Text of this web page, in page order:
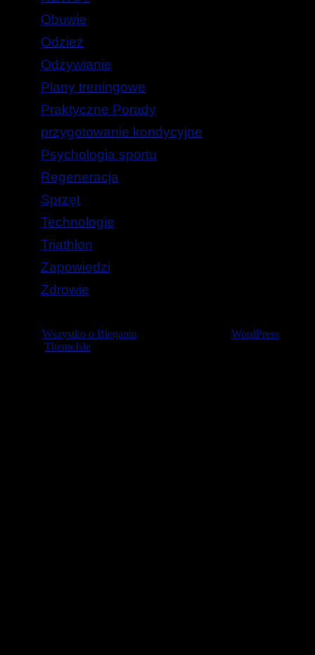
Obuwie
Odzież
Odżywianie
Plany treningowe
Praktyczne Porady
przygotowanie kondycyjne
Psychologia sportu
Regeneracja
Sprzęt
Technologie
Triathlon
Zapowiedzi
Zdrowie
Wszystko o Bieganiu
WordPress
ThemeIsle